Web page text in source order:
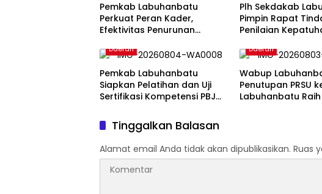
Pemkab Labuhanbatu
Perkuat Peran Kader,
Efektivitas Penurunan
Tantangan Bersama
Plh Sekdakab
Pimpin Rapat
Penilaian
Ombudsman RI
Daerah
Pemkab Labuhanbatu
Siapkan Pelatihan dan Uji
Sertifikasi Kompetensi PBJ
Daerah
Wabup
Penutupan PRSU
Labuhanbatu
Tinggalkan Balasan
Alamat email Anda tidak akan dipublikasikan. Ruas